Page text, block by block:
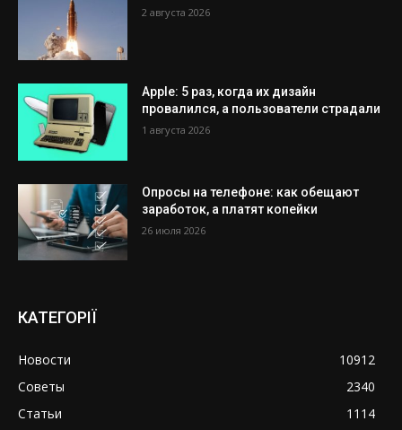
2 августа 2026
Apple: 5 раз, когда их дизайн
провалился, а пользователи страдали
1 августа 2026
Опросы на телефоне: как обещают
заработок, а платят копейки
26 июля 2026
КАТЕГОРІЇ
Новости
10912
Советы
2340
Статьи
1114